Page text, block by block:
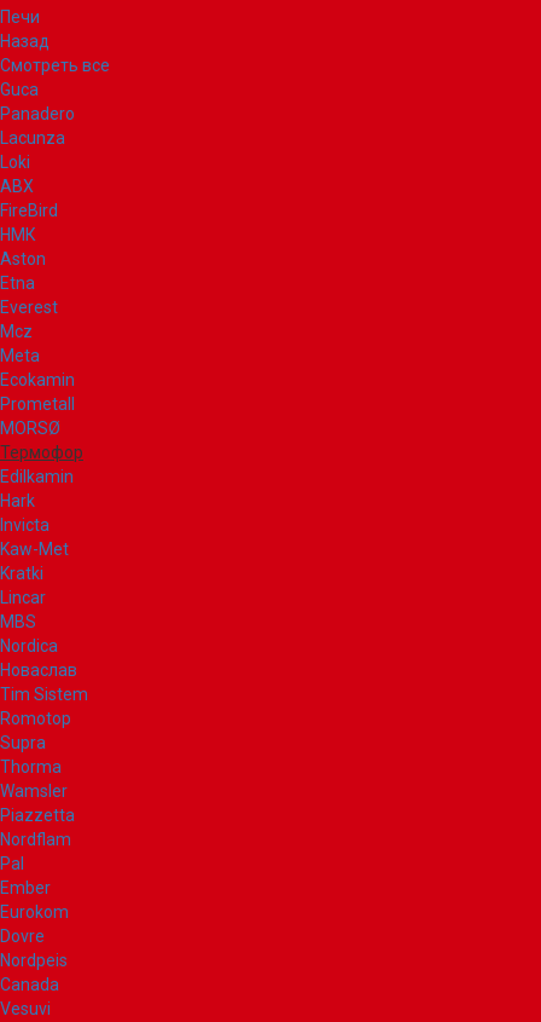
Печи
Назад
Смотреть все
Guca
Panadero
Lacunza
Loki
ABX
FireBird
НМК
Aston
Etna
Everest
Mcz
Meta
Ecokamin
Prometall
MORSØ
Термофор
Edilkamin
Hark
Invicta
Kaw-Met
Kratki
Lincar
MBS
Nordica
Новаслав
Tim Sistem
Romotop
Supra
Thorma
Wamsler
Piazzetta
Nordflam
Pal
Ember
Eurokom
Dovre
Nordpeis
Canada
Vesuvi